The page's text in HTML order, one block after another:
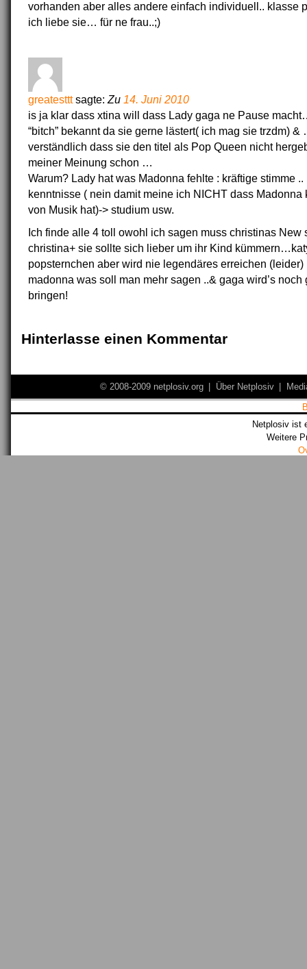
vorhanden aber alles andere einfach individuell.. klasse
ich liebe sie… für ne frau..;)
greatestttsagte: Zu 14. Juni 2010
is ja klar dass xtina will dass Lady gaga ne Pause
“bitch” bekannt da sie gerne lästert( ich mag sie trzdm)
verständlich dass sie den titel als Pop Queen nicht
meiner Meinung schon …
Warum? Lady hat was Madonna fehlte : kräftige stimme
kenntnisse ( nein damit meine ich NICHT dass Madonna
von Musik hat)-> studium usw.
Ich finde alle 4 toll owohl ich sagen muss christinas New
christina+ sie sollte sich lieber um ihr Kind
popsternchen aber wird nie legendäres erreichen (leider)
madonna was soll man mehr sagen ..& gaga wird’s
bringen!
Hinterlasse einen Kommentar
© 2008-2009 netplosiv.org Über Netplosiv
Netplosiv ist
Weitere